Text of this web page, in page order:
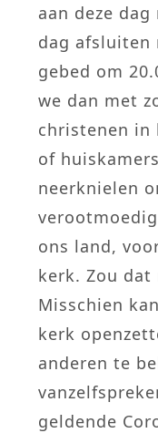
aan deze
dag afsluiten
gebed om
we dan met
christenen in
of
neerknielen
ons land,
kerk. Zou
Misschien
kerk
anderen te
geldende